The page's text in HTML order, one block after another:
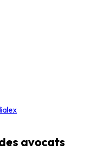
avocats